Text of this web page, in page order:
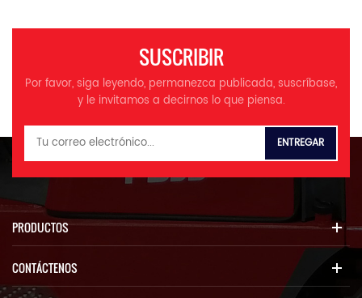
SUSCRIBIR
Por favor, siga leyendo, permanezca publicada, suscríbase,
y le invitamos a decirnos lo que piensa.
PRODUCTOS
CONTÁCTENOS